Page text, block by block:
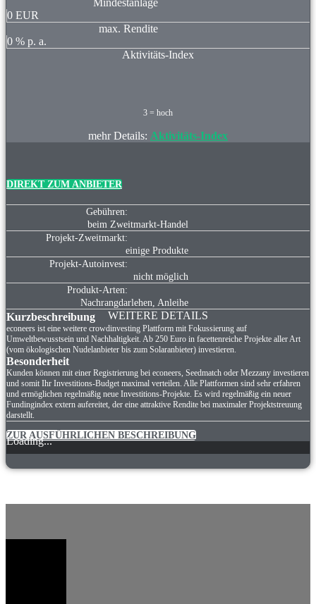
0 EUR
max. Rendite
0 % p. a.
Aktivitäts-Index
3 = hoch
mehr Details: Aktivitäts-Index
DIREKT ZUM ANBIETER
Gebühren:
beim Zweitmarkt-Handel
Projekt-Zweitmarkt:
einige Produkte
Projekt-Autoinvest:
nicht möglich
Produkt-Arten:
Nachrangdarlehen, Anleihe
WEITERE DETAILS
Kurzbeschreibung
econeers ist eine weitere crowdinvesting Plattform mit Fokussierung auf
Umweltbewusstsein und Nachhaltigkeit. Ab 250 Euro in facettenreiche Projekte aller Art
(vom ökologischen Nudelanbieter bis zum Solaranbieter) investieren.
Besonderheit
Kunden können mit einer Registrierung bei econeers, Seedmatch oder Mezzany investieren
und somit Ihr Investitions-Budget maximal verteilen. Alle Plattformen sind sehr erfahren
und ermöglichen regelmäßig neue Investitions-Projekte. Es wird regelmäßig ein neuer
Fundingindex extern aufereitet, der eine attraktive Rendite bei maximaler Projektstreuung
darstellt.
ZUR AUSFÜHRLICHEN BESCHREIBUNG
Loading...